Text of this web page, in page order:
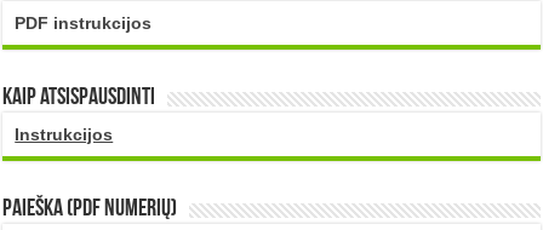
PDF instrukcijos
Kaip atsispausdinti
Instrukcijos
PAIEŠKA (PDF numerių)